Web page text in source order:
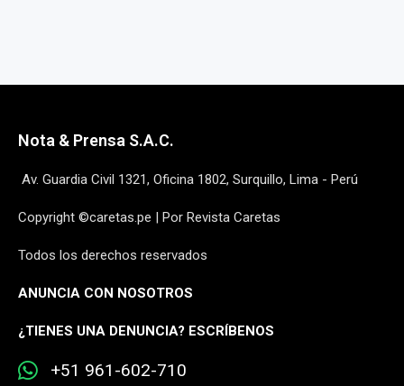
Nota & Prensa S.A.C.
Av. Guardia Civil 1321, Oficina 1802, Surquillo, Lima - Perú
Copyright ©caretas.pe | Por Revista Caretas
Todos los derechos reservados
ANUNCIA CON NOSOTROS
¿TIENES UNA DENUNCIA? ESCRÍBENOS
+51 961-602-710